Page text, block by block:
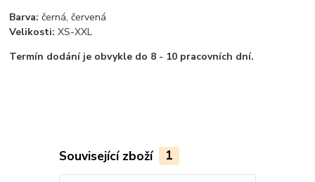
Barva: černá, červená
Velikosti: XS-XXL
Termín dodání je obvykle do 8 - 10 pracovních dní.
Související zboží 1